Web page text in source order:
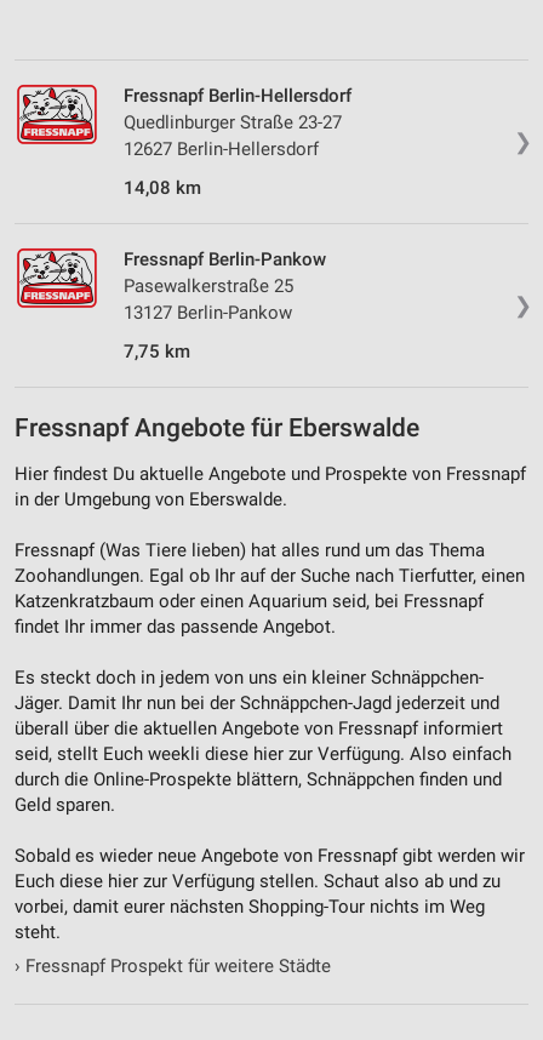
❯
Fressnapf Berlin-Hellersdorf
Quedlinburger Straße 23-27
12627 Berlin-Hellersdorf
14,08 km
❯
Fressnapf Berlin-Pankow
Pasewalkerstraße 25
13127 Berlin-Pankow
7,75 km
Fressnapf Angebote für Eberswalde
Hier findest Du aktuelle Angebote und Prospekte von Fressnapf
in der Umgebung von Eberswalde.
Fressnapf (Was Tiere lieben) hat alles rund um das Thema
Zoohandlungen. Egal ob Ihr auf der Suche nach Tierfutter, einen
Katzenkratzbaum oder einen Aquarium seid, bei Fressnapf
findet Ihr immer das passende Angebot.
Es steckt doch in jedem von uns ein kleiner Schnäppchen-
Jäger. Damit Ihr nun bei der Schnäppchen-Jagd jederzeit und
überall über die aktuellen Angebote von Fressnapf informiert
seid, stellt Euch weekli diese hier zur Verfügung. Also einfach
durch die Online-Prospekte blättern, Schnäppchen finden und
Geld sparen.
Sobald es wieder neue Angebote von Fressnapf gibt werden wir
Euch diese hier zur Verfügung stellen. Schaut also ab und zu
vorbei, damit eurer nächsten Shopping-Tour nichts im Weg
steht.
› Fressnapf Prospekt für weitere Städte
Verwendung von Profilen zur Auswahl
personalisierter Inhalte
Analyse von Zielgruppen durch Statistiken oder
Kombinationen von Daten aus verschiedenen
Quellen
Entwicklung und Verbesserung der Angebote
Inhalten
IAB-Besonderheiten:
Verwendung genauer Standortdaten
Geräte anhand von aktiv angeforderten
Informationen identifizieren
Nicht-IAB-Verarbeitungszwecke:
Performance
Funktional
Werbung